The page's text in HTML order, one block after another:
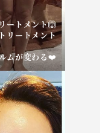
ートメント🙆
リートメント
ムが変わる❤️